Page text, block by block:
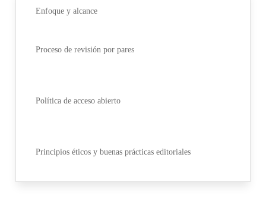
Enfoque y alcance
Proceso de revisión por pares
Política de acceso abierto
Principios éticos y buenas prácticas editoriales